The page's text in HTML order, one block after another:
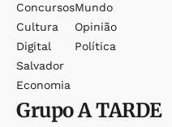
Concursos
Cultura
Digital
Salvador
Economia
Mundo
Opinião
Política
GrupoA TARDE